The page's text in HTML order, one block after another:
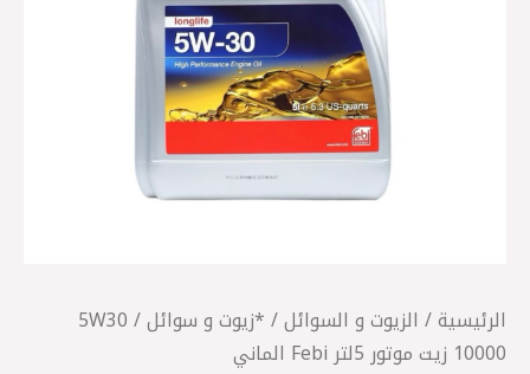
الرئيسية/ الزيوت و السوائل/ *زيوت و سوائل / 5W30
10000 زيت موتور 5لتر Febi الماني